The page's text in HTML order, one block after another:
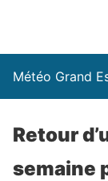
Météo Grand
Retour
semaine